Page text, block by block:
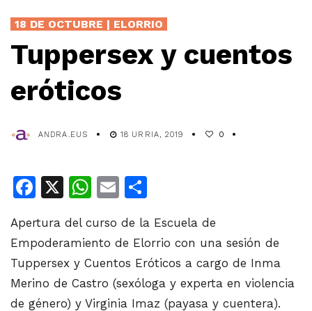
18 DE OCTUBRE | ELORRIO
Tuppersex y cuentos
eróticos
ANDRA.EUS 18 URRIA, 2019 0
Facebook
X WhatsApp
Email
Apertura del curso de la Escuela de
Empoderamiento de Elorrio con una sesión de
Tuppersex y Cuentos Eróticos a cargo de Inma
Merino de Castro (sexóloga y experta en violencia
de género) y Virginia Imaz (payasa y cuentera).